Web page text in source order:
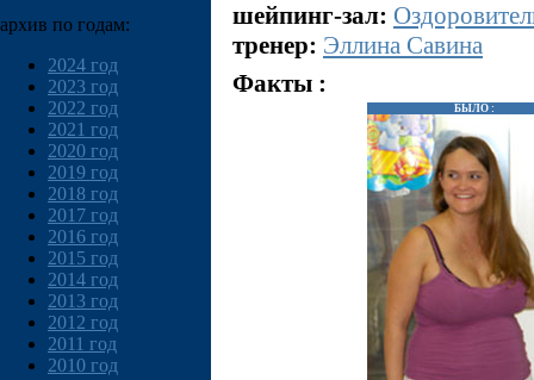
архив по годам:
2024 год
2023 год
2022 год
2021 год
2020 год
2019 год
2018 год
2017 год
2016 год
2015 год
2014 год
2013 год
2012 год
2011 год
2010 год
шейпинг-зал:
тренер: Эллина Савина
Факты :
БЫЛО :